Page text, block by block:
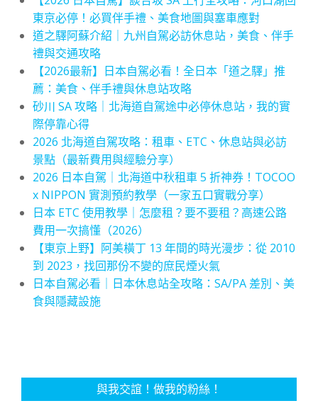
東京必停！必買伴手禮、美食地圖與塞車應對
道之驛阿蘇介紹｜九州自駕必訪休息站，美食、伴手
禮與交通攻略
【2026最新】日本自駕必看！全日本「道之驛」推
薦：美食、伴手禮與休息站攻略
砂川 SA 攻略｜北海道自駕途中必停休息站，我的實
際停靠心得
2026 北海道自駕攻略：租車、ETC、休息站與必訪
景點（最新費用與經驗分享）
2026 日本自駕｜北海道中秋租車 5 折神券！TOCOO
x NIPPON 實測預約教學（一家五口實戰分享）
日本 ETC 使用教學｜怎麼租？要不要租？高速公路
費用一次搞懂（2026）
【東京上野】阿美橫丁 13 年間的時光漫步：從 2010
到 2023，找回那份不變的庶民煙火氣
日本自駕必看｜日本休息站全攻略：SA/PA 差別、美
食與隱藏設施
與我交誼！做我的粉絲！